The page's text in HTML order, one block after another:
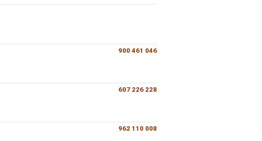
900 461 046
607 226 228
962 110 008